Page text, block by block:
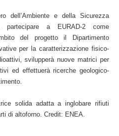
dell’Ambiente e della Sicurezza
partecipare a EURAD-2 come
del progetto il Dipartimento
per la caratterizzazione fisico-
svilupperà nuove matrici per
ed effettuerà ricerche geologico-
solida adatta a inglobare rifiuti
di altoforno. Credit: ENEA.